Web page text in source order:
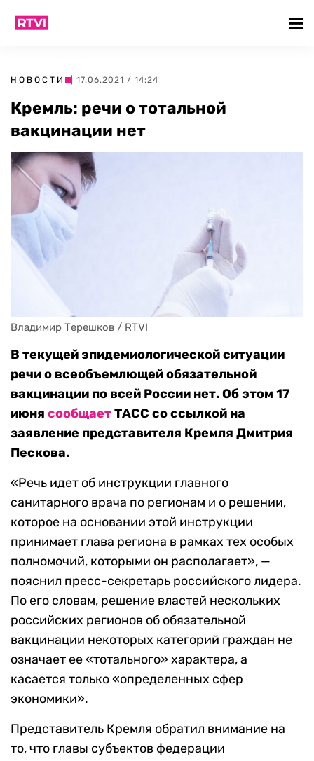
НОВОСТИ | 17.06.2021 / 14:24
Кремль: речи о тотальной
вакцинации нет
Владимир Терешков / RTVI
В текущей эпидемиологической ситуации
речи о всеобъемлющей обязательной
вакцинации по всей России нет. Об этом 17
июня сообщаетТАСС со ссылкой на
заявление представителя Кремля Дмитрия
Пескова.
«Речь идет об инструкции главного
санитарного врача по регионам и о решении,
которое на основании этой инструкции
принимает глава региона в рамках тех особых
полномочий, которыми он располагает», —
пояснил пресс-секретарь российского лидера.
По его словам, решение властей нескольких
российских регионов об обязательной
вакцинации некоторых категорий граждан не
означает ее «тотального» характера, а
касается только «определенных сфер
экономики».
Представитель Кремля обратил внимание на
то, что главы субъектов федерации